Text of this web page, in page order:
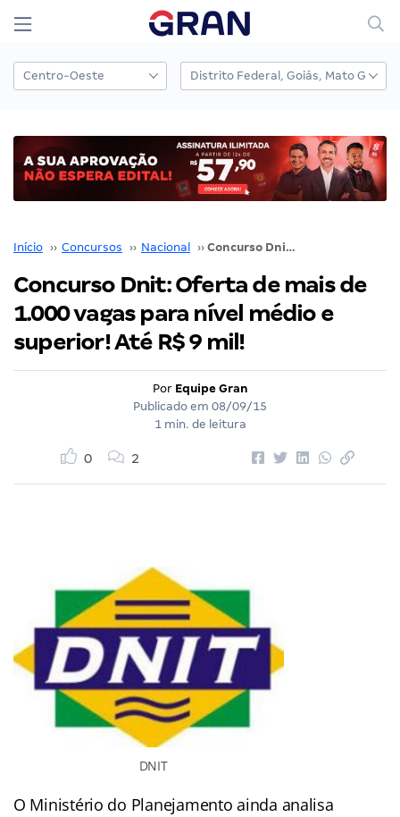
Início ›› Concursos ›› Nacional ›› Concurso Dnit: Oferta de mais de 1.000 vagas para nível médio e superior! Até R$ 9 mil!
Concurso Dnit: Oferta de mais de
1.000 vagas para nível médio e
superior! Até R$ 9 mil!
Por Equipe Gran
Publicado em 08/09/15
1 min. de leitura
0 2
DNIT
O Ministério do Planejamento ainda analisa